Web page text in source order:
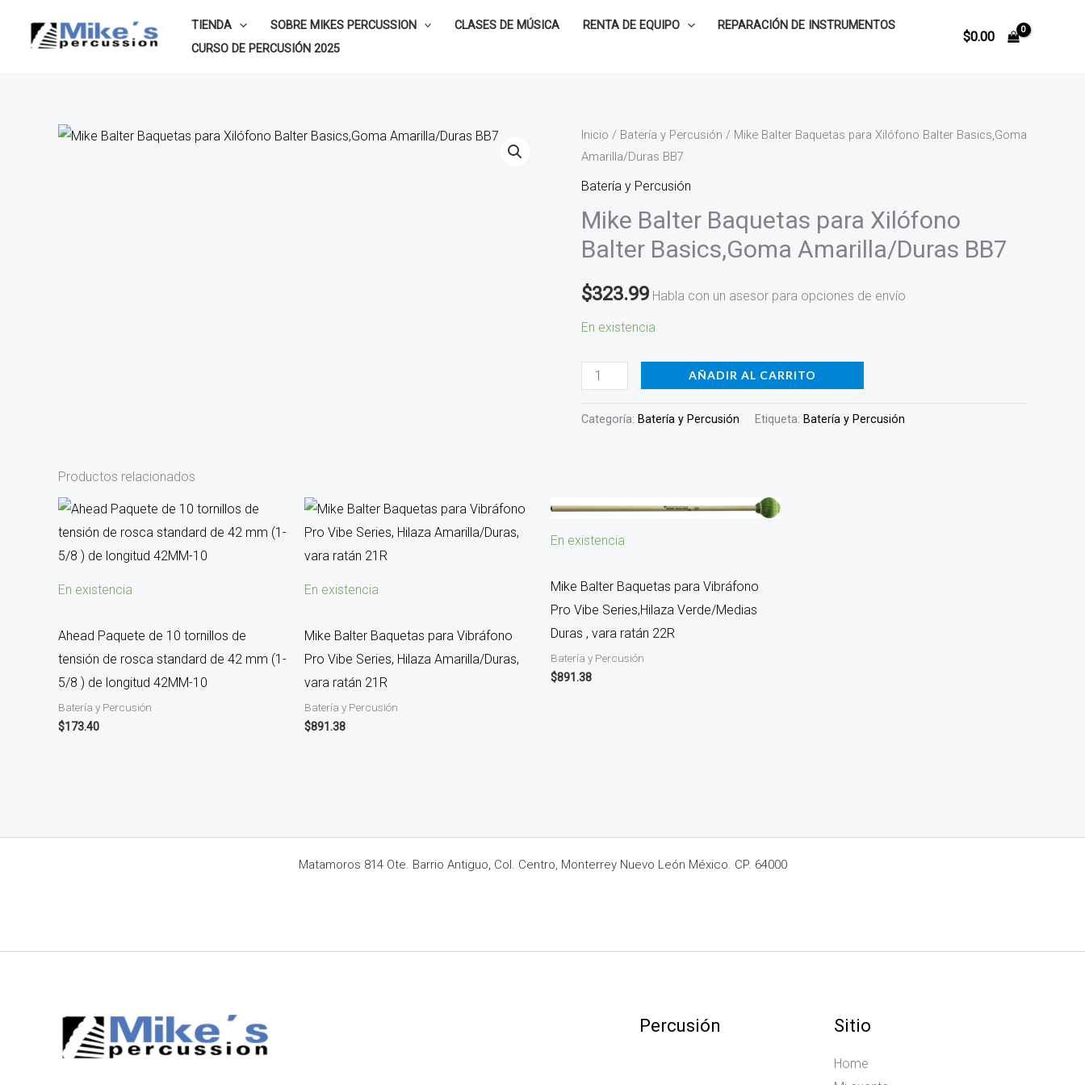
TIENDA SOBRE MIKES PERCUSSION CLASES DE MÚSICA RENTA DE EQUIPO
REPARACIÓN DE INSTRUMENTOS
CURSO DE PERCUSIÓN 2025
$0.00
Inicio / Batería y Percusión / Mike Balter Baquetas para Xilófono Balter Basics,Goma
Amarilla/Duras BB7
Batería y Percusión
Mike Balter Baquetas para Xilófono
Balter Basics,Goma Amarilla/Duras BB7
$323.99 Habla con un asesor para opciones de envío
En existencia
Mike
Balter
Baquetas
Xilófono
Balter
Amarilla/Duras
BB7
AÑADIR AL CARRITO
Categoría: Batería y Percusión Etiqueta: Batería y Percusión
Productos relacionados
En existencia
Ahead Paquete de 10 tornillos de
tensión de rosca standard de 42 mm (1-
5/8 ) de longitud 42MM-10
Batería y Percusión
$173.40
En existencia
Mike Balter Baquetas para Vibráfono
Pro Vibe Series, Hilaza Amarilla/Duras,
vara ratán 21R
Batería y Percusión
$891.38
En existencia
Mike Balter Baquetas para Vibráfono
Pro Vibe Series,Hilaza Verde/Medias
Duras , vara ratán 22R
Batería y Percusión
$891.38
Matamoros 814 Ote. Barrio Antiguo, Col. Centro, Monterrey Nuevo León México. CP. 64000
Percusión Sitio
Home